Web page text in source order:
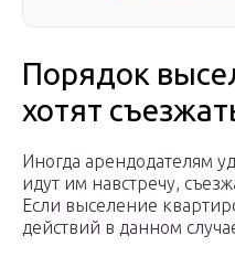
Порядок
хотят
Иногда арендодателям
идут им навстречу,
Если выселение
действий в данном